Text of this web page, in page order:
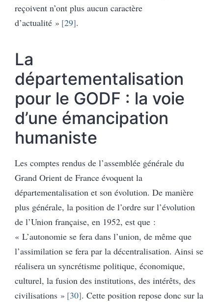
reçoivent n’ont plus aucun caractère
d’actualité » 29 .
La
départementalisation
pour le GODF : la voie
d’une émancipation
humaniste
Les comptes rendus de l’assemblée générale du
Grand Orient de France évoquent la
départementalisation et son évolution. De manière
plus générale, la position de l’ordre sur l’évolution
de l’Union française, en 1952, est que :
« L’autonomie se fera dans l’union, de même que
l’assimilation se fera par la décentralisation. Ainsi se
réalisera un syncrétisme politique, économique,
culturel, la fusion des institutions, des intérêts, des
civilisations » 30 . Cette position repose donc sur la